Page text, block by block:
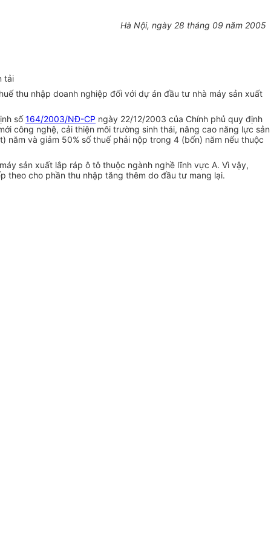
Hà Nội, ngày 28 tháng 09 năm 2005
tải
thu nhập doanh nghiệp đối với dự án đầu tư nhà máy sản xuất
số164/2003/NĐ-CP ngày 22/12/2003 của Chính phủ quy định
công nghệ, cải thiện môi trường sinh thái, nâng cao năng lực sản
và giảm 50% số thuế phải nộp trong 4 (bốn) năm nếu thuộc
sản xuất lắp ráp ô tô thuộc ngành nghề lĩnh vực A. Vì vậy,
theo cho phần thu nhập tăng thêm do đầu tư mang lại.